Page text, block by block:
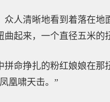
众人清晰地看到着落在地
曲起来，一个直径五米的
拼命挣扎的粉红娘娘在
凰啸天击。”